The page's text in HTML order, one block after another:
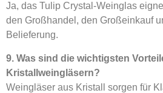
Ja, das Tulip Crystal-Weinglas
den Großhandel, den Großeinkauf
Belieferung.
9. Was sind die wichtigsten
Kristallweingläsern?
Weingläser aus Kristall sorgen für